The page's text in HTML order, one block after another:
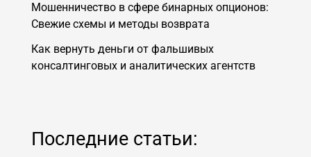
Мошенничество в сфере бинарных опционов:
Свежие схемы и методы возврата
Как вернуть деньги от фальшивых
консалтинговых и аналитических агентств
Последние статьи: